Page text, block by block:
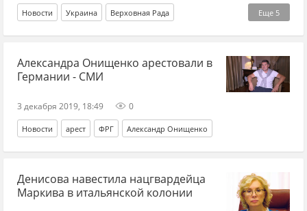
Еще 5
Новости Украина Верховная Рада
Владимир Зеленский Нормандский формат
Тимошенко Святослав Вакарчук Петр Порошенко*
Александра Онищенко арестовали в
Германии - СМИ
3 декабря 2019, 18:49 0
Новости арест ФРГ Александр Онищенко
Денисова навестила нацгвардейца
Маркива в итальянской колонии